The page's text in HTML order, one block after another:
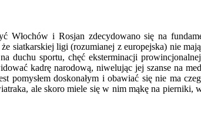
i Rosjan zdecydowano się na
ligi (rozumianej z europejska) nie
duchu sportu, chęć eksterminacji
kadrę narodową, niwelując jej szanse na
doskonałym i obawiać się nie ma
ale skoro miele się w nim mąkę na